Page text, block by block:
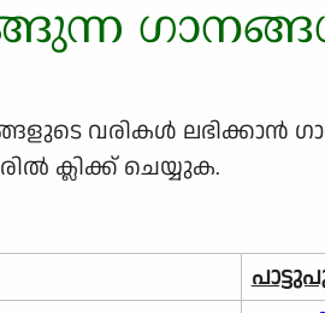
വരികള്‍ ലഭിക്കാന്‍
ക്ലിക്ക് ചെയ്യുക.